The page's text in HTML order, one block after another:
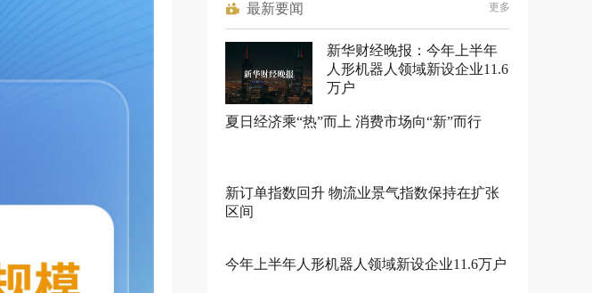
最新要闻 更多
新华财经晚报：今年上半年
人形机器人领域新设企业11.6
万户
夏日经济乘“热”而上 消费市场向“新”而行
新订单指数回升 物流业景气指数保持在扩张
区间
今年上半年人形机器人领域新设企业11.6万户